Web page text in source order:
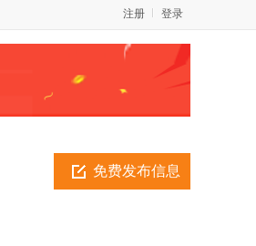
登录
注册
免费发布信息